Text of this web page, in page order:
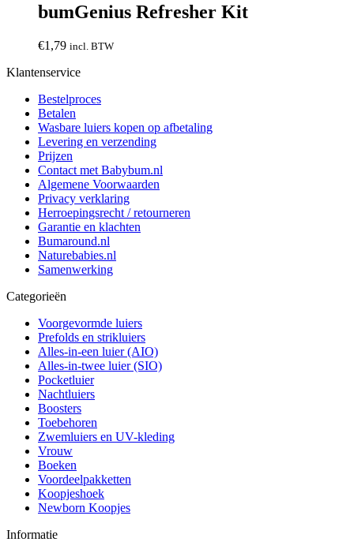
bumGenius Refresher Kit
€1,79 incl. BTW
Klantenservice
Bestelproces
Betalen
Wasbare luiers kopen op afbetaling
Levering en verzending
Prijzen
Contact met Babybum.nl
Algemene Voorwaarden
Privacy verklaring
Herroepingsrecht / retourneren
Garantie en klachten
Bumaround.nl
Naturebabies.nl
Samenwerking
Categorieën
Voorgevormde luiers
Prefolds en strikluiers
Alles-in-een luier (AIO)
Alles-in-twee luier (SIO)
Pocketluier
Nachtluiers
Boosters
Toebehoren
Zwemluiers en UV-kleding
Vrouw
Boeken
Voordeelpakketten
Koopjeshoek
Newborn Koopjes
Informatie